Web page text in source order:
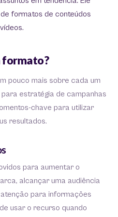
formatos de conteúdos
formato?
pouco mais sobre cada um
estratégia de campanhas
chave para utilizar
resultados.
para aumentar o
alcançar uma audiência
para informações
usar o recurso quando